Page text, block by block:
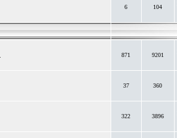
6 104
871 9201
37 360
322 3896